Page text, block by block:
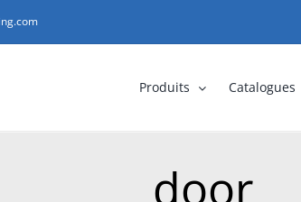
Produits Catalogues
door